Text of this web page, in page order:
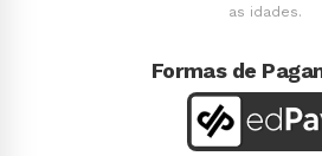
as idades.
Formas de